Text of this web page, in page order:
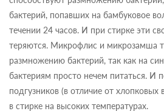
бактерий, попавших на бамбуковое
течении 24 часов. И при стирке эти
теряются. Микрофлис и микрозамша
размножению бактерий, так как на
бактериям просто нечем питаться. И
подгузников (в отличие от
в стирке на высоких температурах.